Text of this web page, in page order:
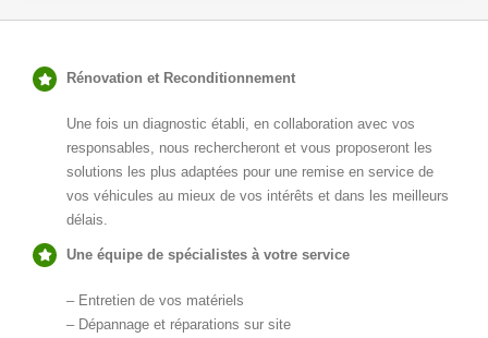
Rénovation et Reconditionnement
Une fois un diagnostic établi, en collaboration avec vos
responsables, nous rechercheront et vous proposeront les
solutions les plus adaptées pour une remise en service de
vos véhicules au mieux de vos intérêts et dans les meilleurs
délais.
Une équipe de spécialistes à votre service
– Entretien de vos matériels
– Dépannage et réparations sur site